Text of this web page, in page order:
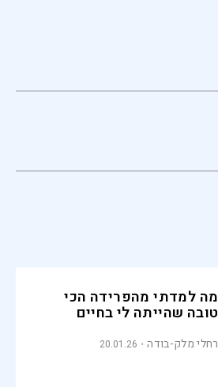
מה למדתי מהפרידה הכי
טובה שהייתה לי בחיים
רחלי מלק-בודה 20.01.26